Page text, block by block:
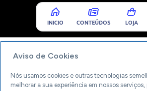
INICIO CONTEÚDOS LOJA
Aviso de Cookies
Nós usamos cookies e outras tecnologias
melhorar a sua experiência em nossos